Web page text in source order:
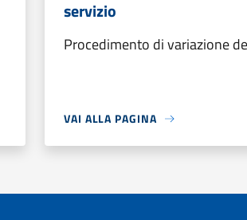
servizio
Procedimento di variazione
VAI ALLA PAGINA